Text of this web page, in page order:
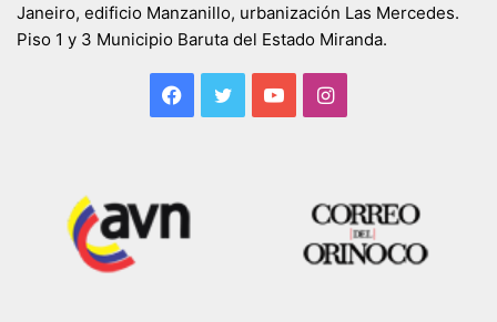
Janeiro, edificio Manzanillo, urbanización Las Mercedes.
Piso 1 y 3 Municipio Baruta del Estado Miranda.
Facebook
TwitterYouTubeInstagram